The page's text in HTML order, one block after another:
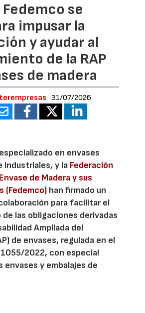
se
impusar la
y ayudar al
de la RAP
de madera
31/07/2026
en envases
industriales, y la Federación
de Madera y sus
(Fedemco) han firmado un
para facilitar el
las obligaciones derivadas
Ampliada del
de envases, regulada en el
2022, con especial
envases y embalajes de